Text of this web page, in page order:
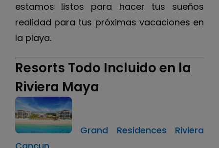
estamos listos para hacer tus sueños
realidad para tus próximas vacaciones en
la playa.
Resorts Todo Incluido en la
Riviera Maya
Grand Residences Riviera